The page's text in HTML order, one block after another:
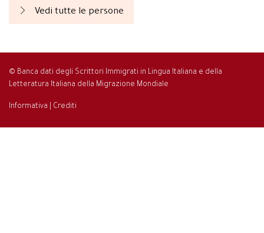
Vedi tutte le persone
© Banca dati degli Scrittori Immigrati in Lingua Italiana e della
Letteratura Italiana della Migrazione Mondiale
Informativa Crediti